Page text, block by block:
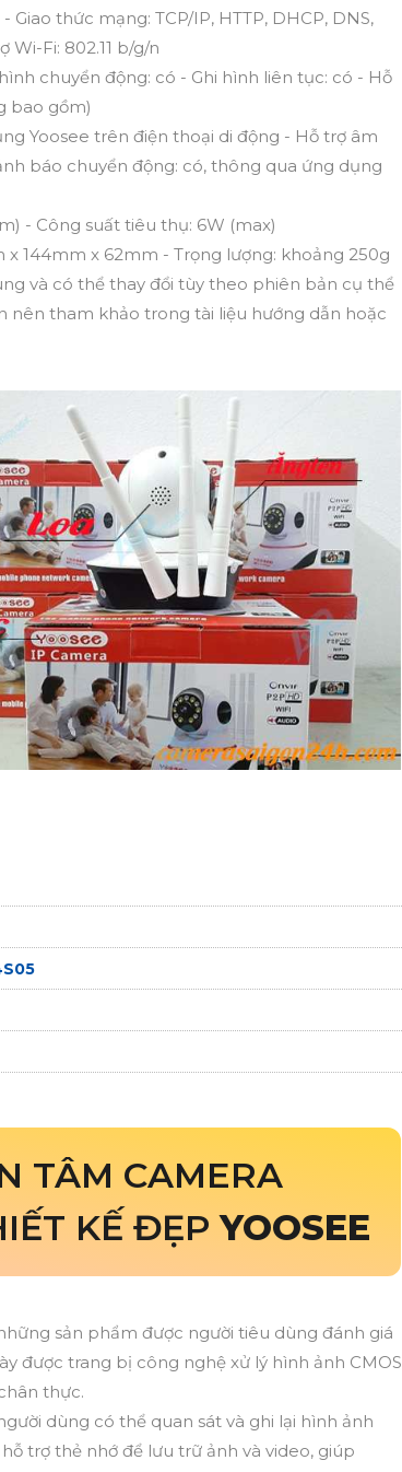
thức mạng: TCP/IP, HTTP, DHCP, DNS,
Wi-Fi: 802.11 b/g/n
chuyển động: có - Ghi hình liên tục: có - Hỗ
bao gồm)
Yoosee trên điện thoại di động - Hỗ trợ âm
báo chuyển động: có, thông qua ứng dụng
- Công suất tiêu thụ: 6W (max)
144mm x 62mm - Trọng lượng: khoảng 250g
và có thể thay đổi tùy theo phiên bản cụ thể
nên tham khảo trong tài liệu hướng dẫn hoặc
TÂM CAMERA
KẾ ĐẸPYOOSEE
sản phẩm được người tiêu dùng đánh giá
được trang bị công nghệ xử lý hình ảnh CMOS
thực.
dùng có thể quan sát và ghi lại hình ảnh
trợ thẻ nhớ để lưu trữ ảnh và video, giúp